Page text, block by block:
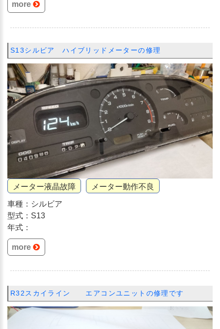
more
S13シルビア ハイブリッドメーターの修理
メーター液晶故障 メーター動作不良
車種：シルビア
型式：S13
年式：
more
R32スカイライン エアコンユニットの修理です